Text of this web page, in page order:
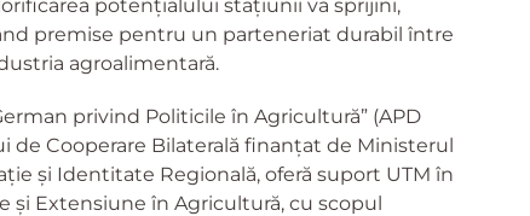
potențialului stațiunii va sprijini,
premise pentru un parteneriat durabil între
agroalimentară.
privind Politicile în Agricultură” (APD
Cooperare Bilaterală finanțat de Ministerul
și Identitate Regională, oferă suport UTM în
și Extensiune în Agricultură, cu scopul